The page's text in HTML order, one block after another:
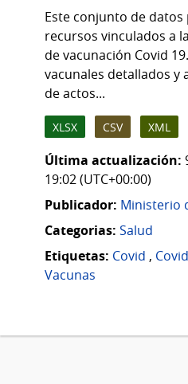
Este conjunto de
recursos vinculados a
de vacunación Covid
vacunales detallados y
de actos...
XLSX CSV XML
Última actualización:
19:02 (UTC+00:00)
Publicador: Ministerio
Categorias: Salud
Etiquetas: Covid ,
Vacunas